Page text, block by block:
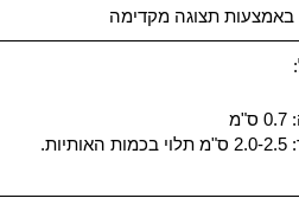
באמצעות תצוגה מקדימה